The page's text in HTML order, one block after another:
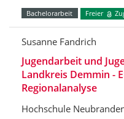
Bachelorarbeit Freier
Susanne Fandrich
Jugendarbeit und
Landkreis Demmin -
Regionalanalyse
Hochschule